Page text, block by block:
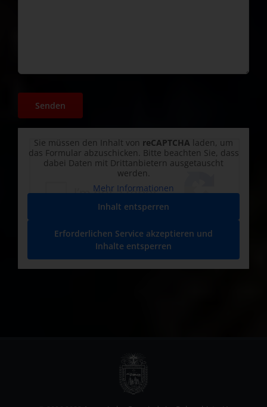
Sie müssen den Inhalt von reCAPTCHA laden, um
das Formular abzuschicken. Bitte beachten Sie, dass
dabei Daten mit Drittanbietern ausgetauscht
werden.
Mehr Informationen
Inhalt entsperren
Erforderlichen Service akzeptieren und
Inhalte entsperren